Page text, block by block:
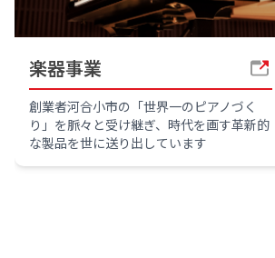
楽器事業
創業者河合小市の「世界一のピアノづく
り」を脈々と受け継ぎ、時代を画す革新的
な製品を世に送り出しています